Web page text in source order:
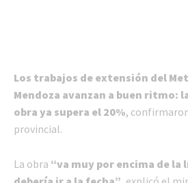
Los trabajos de extensión del
Mendoza avanzan a buen ritmo:
obra ya supera el 20%,
provincial.
La obra “va muy por encima de la